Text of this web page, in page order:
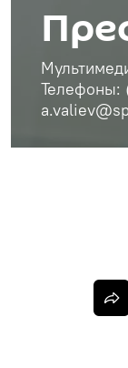
Телефоны: